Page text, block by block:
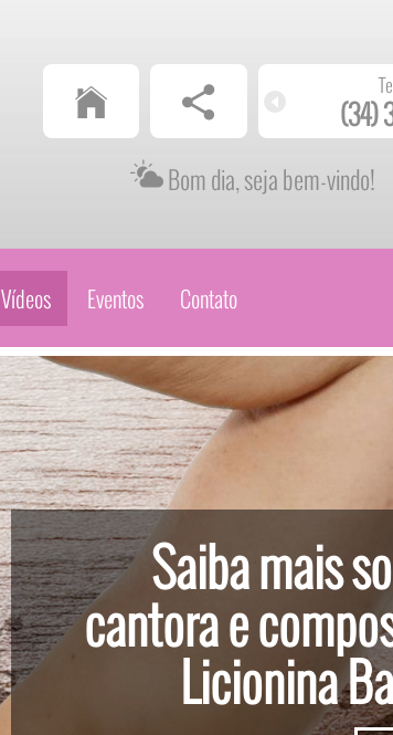
Televendas
(34) 99978-1149 (34)
Bom dia, seja bem-vindo!
Vídeos Eventos Contato
Saiba mais
cantora e
Licionina